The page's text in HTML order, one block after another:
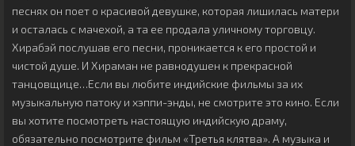
песнях он поет о красивой девушке, которая лишилась матери
и осталась с мачехой, а та ее продала уличному торговцу.
Хирабэй послушав его песни, проникается к его простой и
чистой душе. И Хираман не равнодушен к прекрасной
танцовщице…Если вы любите индийские фильмы за их
музыкальную патоку и хэппи-энды, не смотрите это кино. Если
вы хотите посмотреть настоящую индийскую драму,
обязательно посмотрите фильм «Третья клятва». А музыка и